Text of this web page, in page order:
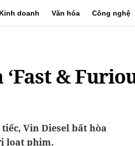
Kinh doanh Văn hóa Công nghệ
&
Vin Diesel bất hòa
loạt phim.